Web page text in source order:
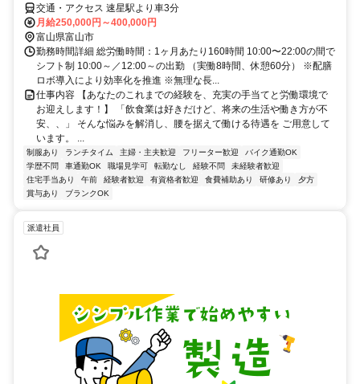
交通・アクセス 速星駅より車3分
月給250,000円～400,000円
富山県富山市
勤務時間詳細 総労働時間：1ヶ月あたり160時間 10:00〜22:00の間で
シフト制 10:00～／12:00～の出勤 （実働8時間、休憩60分） ※配膳
ロボ導入により効率化を推進 ※無理な長...
仕事内容 【あなたのこれまでの経験を、充実の手当てと労働環境で
お迎えします！】 「飲食業は好きだけど、将来の生活や働き方が不
安、、」 そんな悩みを解消し、腰を据えて働ける待遇を ご用意して
います。 ...
制服あり ランチタイム 主婦・主夫歓迎 フリーター歓迎
バイク通勤OK
学歴不問
車通勤OK 職場見学可 転勤なし 経験不問
未経験者歓迎
住宅手当あり
午前 経験者歓迎 有資格者歓迎 食費補助あり 研修あり
夕方
賞与あり
ブランクOK
派遣社員